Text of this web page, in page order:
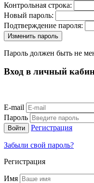
Контрольная строка:
Новый пароль:
Подтверждение пароля:
Пароль должен быть не
Вход в личный
E-mail
Пароль
Регистрация
Забыли свой пароль?
Регистрация
Имя